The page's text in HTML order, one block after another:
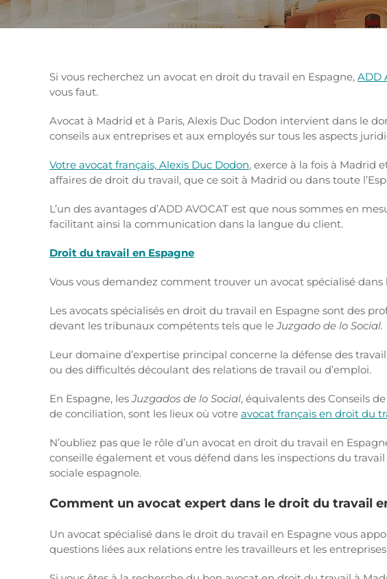
Si vous recherchez un avocat en droit du travail en Espagne, ADD
vous faut.
Avocat à Madrid et à Paris, Alexis Duc Dodon intervient dans le
conseils aux entreprises et aux employés sur tous les aspects
Votre avocat français, Alexis Duc Dodon, exerce à la fois à Madrid
affaires de droit du travail, que ce soit à Madrid ou dans toute
L’un des avantages d’ADD AVOCAT est que nous sommes en
facilitant ainsi la communication dans la langue du client.
Droit du travail en Espagne
Vous vous demandez comment trouver un avocat spécialisé
Les avocats spécialisés en droit du travail en Espagne sont des
devant les tribunaux compétents tels que leJuzgado de lo Social.
Leur domaine d’expertise principal concerne la défense des
ou des difficultés découlant des relations de travail ou d’emploi.
En Espagne, lesJuzgados de lo Social, équivalents des Conseils
de conciliation, sont les lieux où votre avocat français en droit du
N’oubliez pas que le rôle d’un avocat en droit du travail en
conseille également et vous défend dans les inspections du
sociale espagnole.
Comment un avocat expert dans le droit du travail
Un avocat spécialisé dans le droit du travail en Espagne vous
questions liées aux relations entre les travailleurs et les